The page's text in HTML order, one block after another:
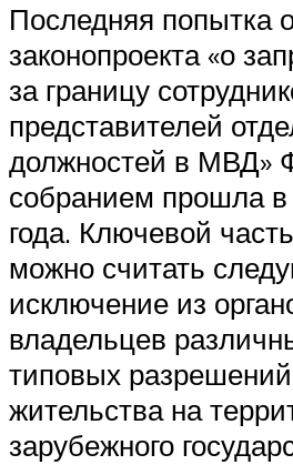
Последняя попытка
законопроекта «о
за границу
представителей
должностей в МВД»
собранием прошла
года. Ключевой
можно считать
исключение из
владельцев
типовых
жительства на
зарубежного